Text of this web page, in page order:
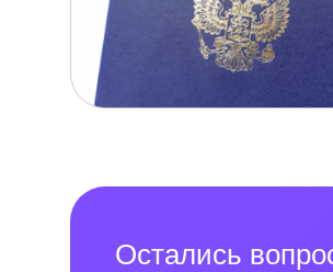
Остались